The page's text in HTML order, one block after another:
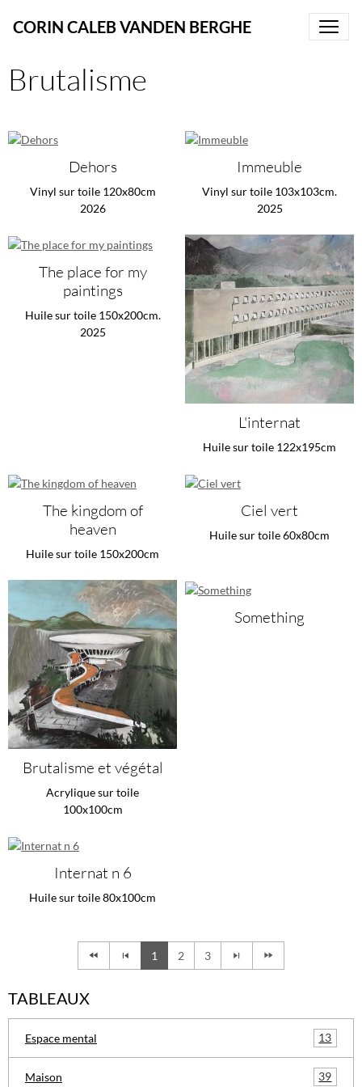
CORIN CALEB VANDEN BERGHE
Brutalisme
Dehors
Vinyl sur toile 120x80cm
2026
Immeuble
Vinyl sur toile 103x103cm.
2025
The place for my
paintings
Huile sur toile 150x200cm.
2025
L'internat
Huile sur toile 122x195cm
The kingdom of
heaven
Huile sur toile 150x200cm
Ciel vert
Huile sur toile 60x80cm
Brutalisme et végétal
Acrylique sur toile
100x100cm
Something
Internat n 6
Huile sur toile 80x100cm
1 2 3
TABLEAUX
Espace mental 13
Maison 39